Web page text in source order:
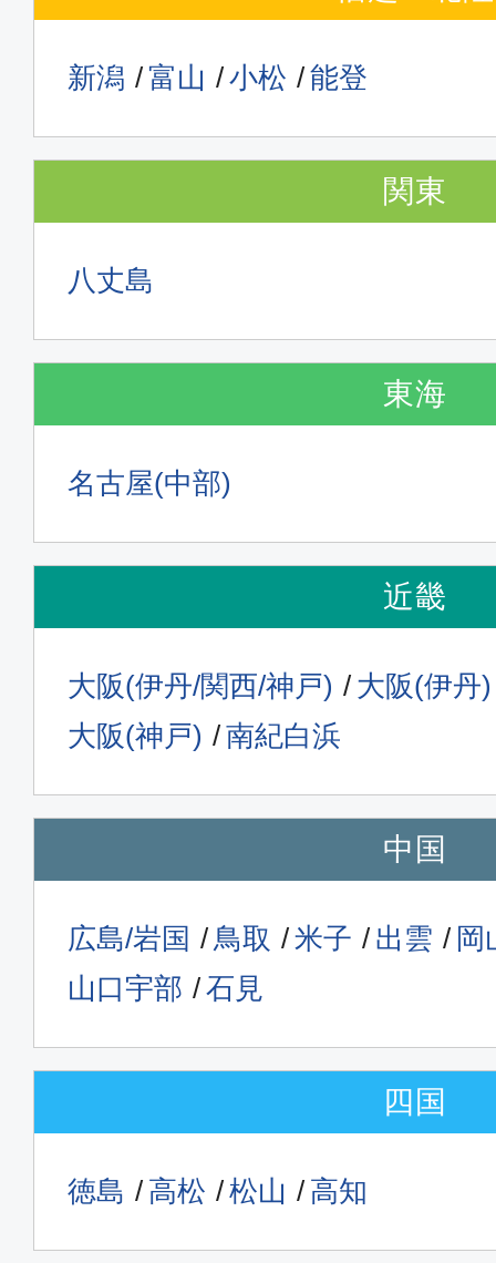
新潟 富山 小松 能登
関東
八丈島
東海
名古屋(中部)
近畿
大阪(伊丹/関西/神戸)
大阪(伊丹)
大阪(神戸)
南紀白浜
中国
広島/岩国 鳥取 米子 出雲
岡
山口宇部
石見
四国
徳島 高松 松山 高知